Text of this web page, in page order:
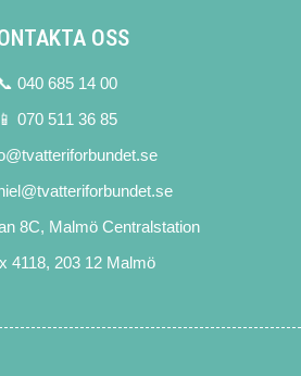
OSS
📞 040 685 14 00
📱 070 511 36 85
8C, Malmö Centralstation
4118, 203 12 Malmö